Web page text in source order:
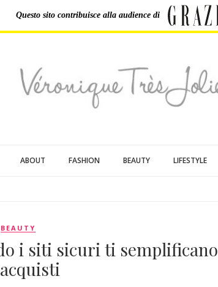
Questo sito contribuisce alla audience di
ABOUT FASHION BEAUTY LIFESTYLE
BEAUTY
i siti sicuri ti semplificano